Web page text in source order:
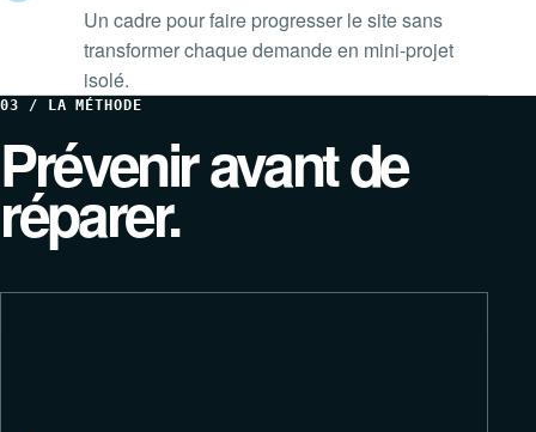
Un cadre pour faire progresser le site sans
transformer chaque demande en mini-projet
isolé.
03 / LA MÉTHODE
Prévenir avant de
réparer.